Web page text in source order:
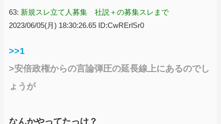
63: 新規スレ立て人募集 社説＋の募集スレまで
2023/06/05(月) 18:30:26.65 ID:CwRErlSr0
>>1
>安倍政権からの言論弾圧の延長線上にあるのでし
ょうが
なんかやってたっけ？